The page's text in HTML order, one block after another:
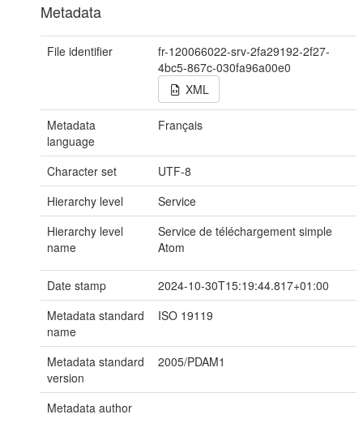
Metadata
File identifier
fr-120066022-srv-2fa29192-2f27-
4bc5-867c-030fa96a00e0
XML
Metadata
language
Français
Character set
UTF-8
Hierarchy level
Service
Hierarchy level
name
Service de téléchargement simple
Atom
Date stamp
2024-10-30T15:19:44.817+01:00
Metadata standard
name
ISO 19119
Metadata standard
version
2005/PDAM1
Metadata author